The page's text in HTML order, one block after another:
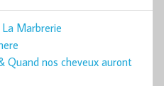
Marbrerie
nos cheveux auront